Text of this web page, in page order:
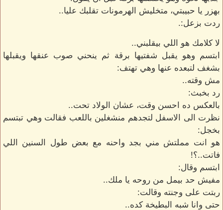
بهزر يا حبيبتي، متخليش الهرمونات تقلبك عليا..
ردت بزعل:.
لا كلامك هو اللي بيقلبني..
ابتسم وهو يقبل شفتيها برقة ثم ينحني صوب عنقها ويقبلها
بشغف لتبعده عنها وهي تهتف:
مش وقته..
رد بخبث:
بالعكس ده احسن وقت، عشان الولاد تحت..
نظرت الى الاسفل لتجدهم منشغلين باللعب فقالت وهي تبتسم
بخجل:
هو انت مملتش مني بجد واحنه مع بعض طول السنين اللي
فاتت..؟!
ابتسم وقال:
مفيش حد بيمل من روحه يا ملك..
ربتت على وجنته وقالت:
حتى وانا شبه البطيخة كده..